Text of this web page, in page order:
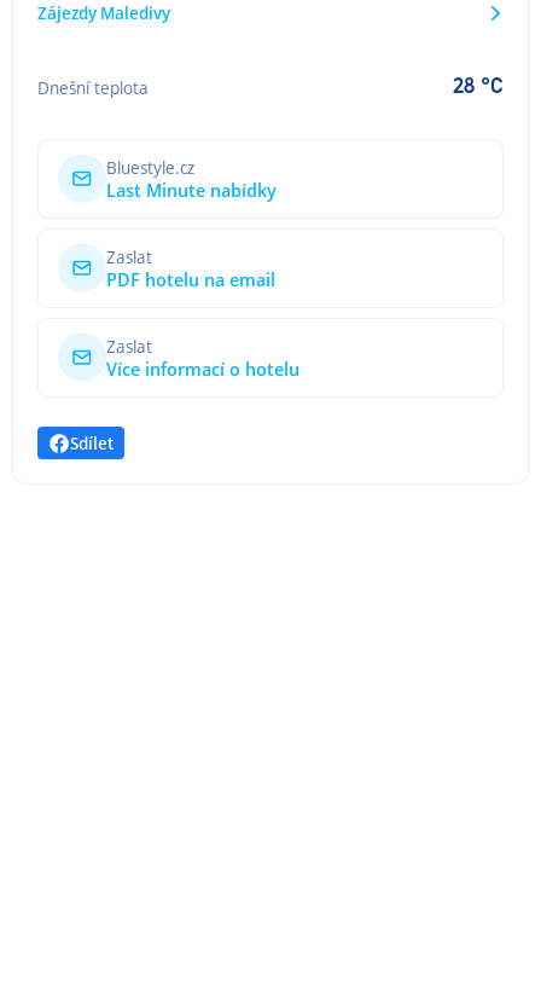
Zájezdy Maledivy
Dnešní teplota 28 °C
Bluestyle.cz
Last Minute nabídky
Zaslat
PDF hotelu na email
Zaslat
Více informací o hotelu
Sdílet